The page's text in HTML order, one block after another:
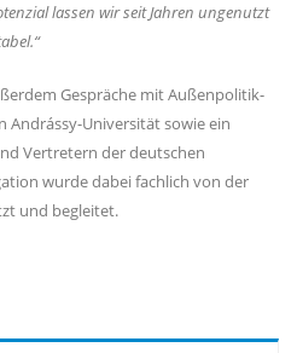
lassen wir seit Jahren ungenutzt
Gespräche mit Außenpolitik-
Andrássy-Universität sowie ein
Vertretern der deutschen
wurde dabei fachlich von der
und begleitet.